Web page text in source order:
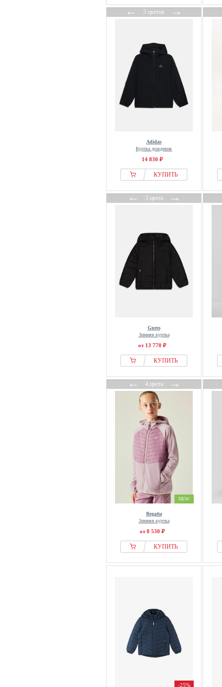
←5 цветов→
Adidas
Куртка дождевик
14 830 ₽
КУПИТЬ
←3 цвета→
Guess
Зимняя куртка
от 13 770 ₽
КУПИТЬ
←4 цвета→
NEW
Regatta
Зимняя куртка
от 8 530 ₽
КУПИТЬ
-25%